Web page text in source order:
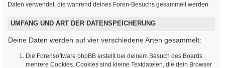
Daten verwendet, die während deines Foren-Besuchs gesammelt werden.
UMFANG UND ART DER DATENSPEICHERUNG
Deine Daten werden auf vier verschiedene Arten gesammelt:
Die Forensoftware phpBB erstellt bei deinem Besuch des Boards
mehrere Cookies. Cookies sind kleine Textdateien, die dein Browser